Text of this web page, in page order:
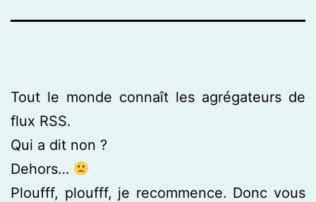
Tout le monde connaît les agrégateurs de
flux RSS.
Qui a dit non ?
Dehors…
Ploufff, ploufff, je recommence. Donc vous